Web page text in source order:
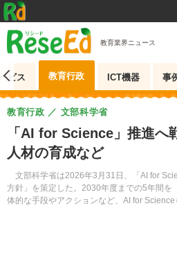
教育業界ニュース
ビス 教育行政 ICT機器 事
「AI for Science」推進
人材の育成など
文部科学省は2026年3月31日、「AI for
方針」を策定した。2030年度までの5年間を
体的な手段やアクションなど、AI for
教育行政 文部科学省